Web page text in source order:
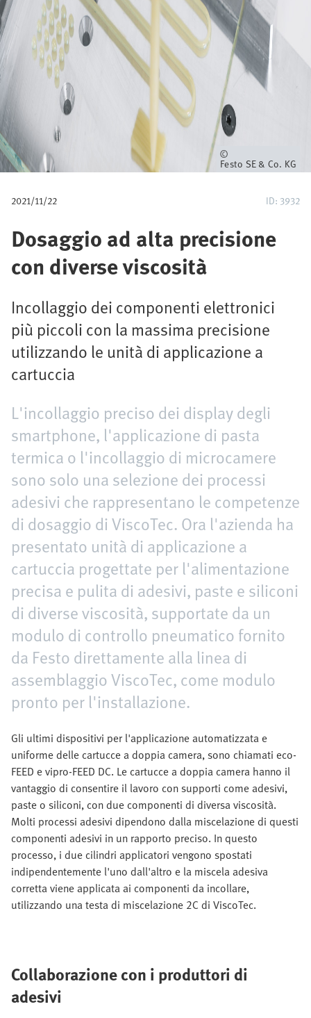
e
d
i
p
a
n
e
Proprietario
Festo SE & Co. KG
2021/11/22 ID: 3932
Dosaggio ad alta precisione
con diverse viscosità
Incollaggio dei componenti elettronici
più piccoli con la massima precisione
utilizzando le unità di applicazione a
cartuccia
L'incollaggio preciso dei display degli
smartphone, l'applicazione di pasta
termica o l'incollaggio di microcamere
sono solo una selezione dei processi
adesivi che rappresentano le competenze
di dosaggio di ViscoTec. Ora l'azienda ha
presentato unità di applicazione a
cartuccia progettate per l'alimentazione
precisa e pulita di adesivi, paste e siliconi
di diverse viscosità, supportate da un
modulo di controllo pneumatico fornito
da Festo direttamente alla linea di
assemblaggio ViscoTec, come modulo
pronto per l'installazione.
Gli ultimi dispositivi per l'applicazione automatizzata e
uniforme delle cartucce a doppia camera, sono chiamati eco-
FEED e vipro-FEED DC. Le cartucce a doppia camera hanno il
vantaggio di consentire il lavoro con supporti come adesivi,
paste o siliconi, con due componenti di diversa viscosità.
Molti processi adesivi dipendono dalla miscelazione di questi
componenti adesivi in ​​un rapporto preciso. In questo
processo, i due cilindri applicatori vengono spostati
indipendentemente l'uno dall'altro e la miscela adesiva
corretta viene applicata ai componenti da incollare,
utilizzando una testa di miscelazione 2C di ViscoTec.
Collaborazione con i produttori di
adesivi